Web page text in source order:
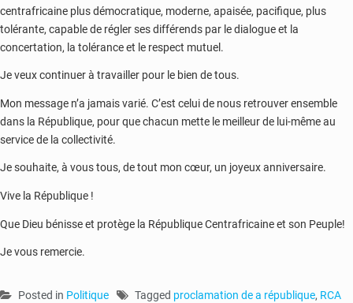
centrafricaine plus démocratique, moderne, apaisée, pacifique, plus
tolérante, capable de régler ses différends par le dialogue et la
concertation, la tolérance et le respect mutuel.
Je veux continuer à travailler pour le bien de tous.
Mon message n’a jamais varié. C’est celui de nous retrouver ensemble
dans la République, pour que chacun mette le meilleur de lui-même au
service de la collectivité.
Je souhaite, à vous tous, de tout mon cœur, un joyeux anniversaire.
Vive la République !
Que Dieu bénisse et protège la République Centrafricaine et son Peuple!
Je vous remercie.
Posted in Politique Tagged proclamation de a république, RCA